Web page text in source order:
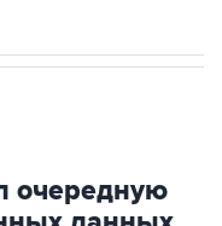
очередную